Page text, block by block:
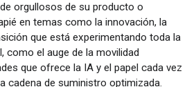
orgullosos de su producto o
en temas como la innovación, la
que está experimentando toda la
como el auge de la movilidad
que ofrece la IA y el papel cada vez
cadena de suministro optimizada.